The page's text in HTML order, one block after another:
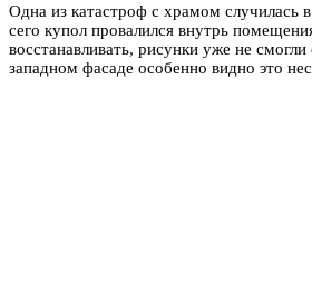
Одна из катастроф с храмом случилась
сего купол провалился внутрь
восстанавливать, рисунки уже не
западном фасаде особенно видно это